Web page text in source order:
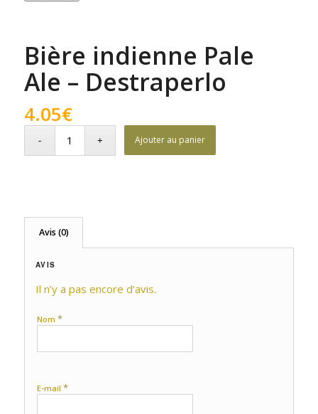
Bière indienne Pale
Ale – Destraperlo
4.05€
Ajouter au panier
Avis (0)
AVIS
Il n’y a pas encore d’avis.
Nom *
E-mail *